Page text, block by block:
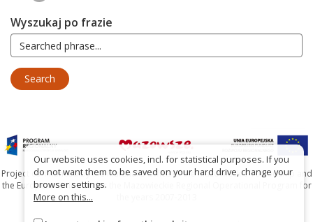
Wyszukaj po frazie
Project co-financed by the Marshal's Office of the Mazowieckie Voivodship and
the European Union under the Mazowieckie Regional Operational Program for
Our website uses cookies, incl. for statistical purposes. If you
do not want them to be saved on your hard drive, change your
browser settings.
More on this...